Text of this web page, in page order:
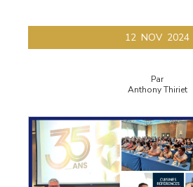
12 NOV 2024
Par
Anthony Thiriet